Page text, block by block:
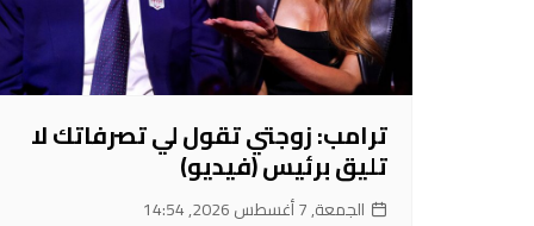
ترامب: زوجتي تقول لي تصرفاتك لا
تليق برئيس (فيديو)
الجمعة, 7 أغسطس 2026, 14:54